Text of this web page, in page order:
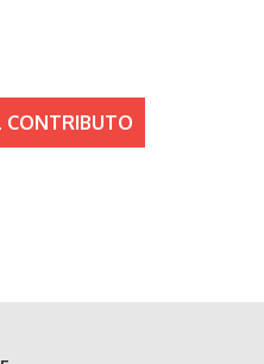
CONTRIBUTO